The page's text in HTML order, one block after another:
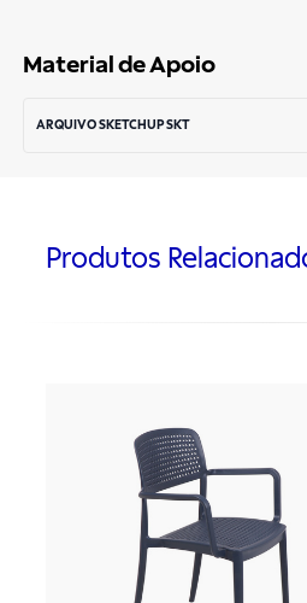
Material de Apoio
ARQUIVO SKETCHUP SKT
Produtos